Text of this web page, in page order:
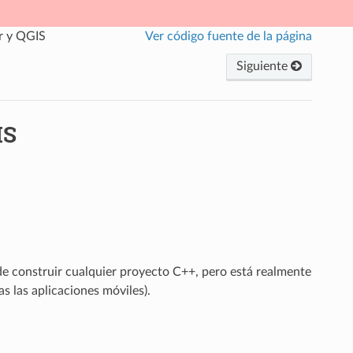
y QGIS Ver código fuente de la página
Siguiente
construir cualquier proyecto C++, pero está realmente
las aplicaciones móviles).